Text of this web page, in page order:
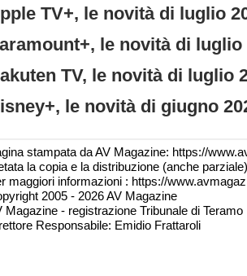
TV+, le novità di luglio
le novità di luglio
TV, le novità di luglio
le novità di giugno
stampata da AV Magazine: https://
la copia e la distribuzione (anche
maggiori informazioni : https://
2005 - 2026 AV Magazine
Magazine - registrazione Tribunale di
Responsabile: Emidio Frattaroli